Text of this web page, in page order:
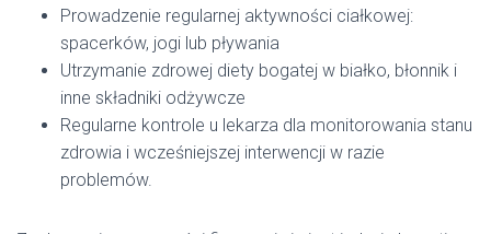
Prowadzenie regularnej aktywności ciałkowej:
spacerków, jogi lub pływania
Utrzymanie zdrowej diety bogatej w białko, błonnik i
inne składniki odżywcze
Regularne kontrole u lekarza dla monitorowania stanu
zdrowia i wcześniejszej interwencji w razie
problemów.